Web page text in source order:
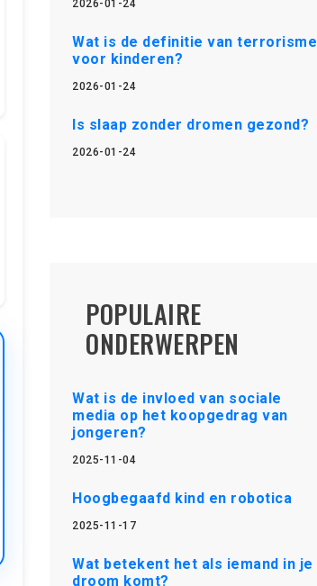
2026-01-24
Wat is de definitie van terrorisme
voor kinderen?
2026-01-24
Is slaap zonder dromen gezond?
2026-01-24
POPULAIRE
ONDERWERPEN
Wat is de invloed van sociale
media op het koopgedrag van
jongeren?
2025-11-04
Hoogbegaafd kind en robotica
2025-11-17
Wat betekent het als iemand in je
droom komt?